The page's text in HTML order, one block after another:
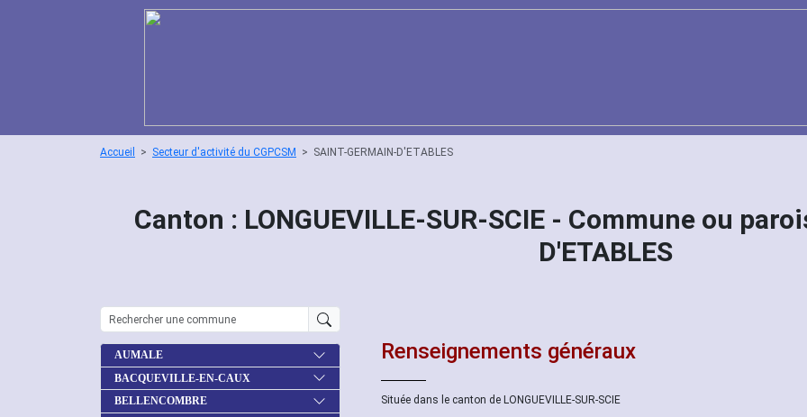
Accueil Secteur d'activité du CGPCSM SAINT-GERMAIN-D'ETABLES
Canton : LONGUEVILLE-SUR-SCIE - Commune ou
D'ETABLES
AUMALE
BACQUEVILLE-EN-CAUX
BELLENCOMBRE
Renseignements généraux
Située dans le canton de LONGUEVILLE-SUR-SCIE